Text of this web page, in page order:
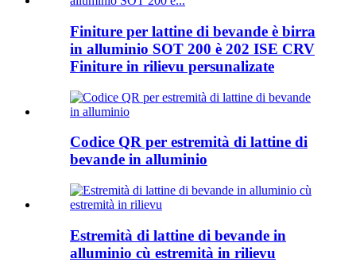
Finiture per lattine di bevande è birra
in alluminio SOT 200 è 202 ISE CRV
Finiture in rilievu persunalizate
Codice QR per estremità di lattine di
bevande in alluminio
Estremità di lattine di bevande in
alluminio cù estremità in rilievu